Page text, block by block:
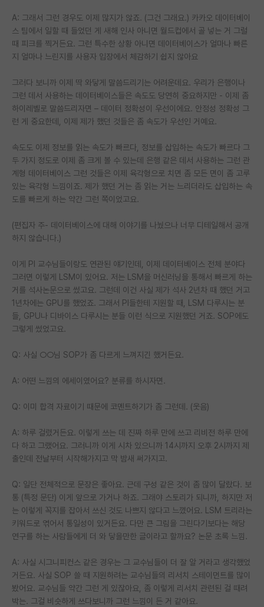
A: 그래서 그런 경우도 이제 많지가 않죠. (그건 그래요.) 카카오 데이터베이
스 팀에서 일할 때 들었던 게 새해 인사 아니면 월드컵에서 골 넣는 거 그럴
때 피크를 찍거든요. 그런 특수한 상황 아니면 데이터베이스가 얼마나 빠른
지 얼마나 느린지를 사용자 입장에서 체감하기 쉽지 않아요
그러다 보니까 이제 딱 와닿게 말씀드리기는 어려운데요. 우리가 은행이나
그런 데서 사용하는 데이터베이스들은 속도도 당연히 중요하지만 - 이제 좀
하이레벨로 말씀드리자면 – 데이터 정확성이 우선이에요. 안정성 정확성 그
런 게 중요한데, 이제 제가 했던 것들은 좀 속도가 우선인 거예요.
속도도 이제 정보를 읽는 속도가 빠르다, 정보를 삽입하는 속도가 빠르다 그
두 가지 정도로 이제 좀 크게 볼 수 있는데 은행 같은 데서 사용하는 그런 관
계형 데이터베이스 그런 것들은 이제 육각형으로 치면 좀 모든 면이 좀 고루
있는 육각형 느낌이죠. 제가 했던 거는 좀 읽는 거는 느리더라도 삽입하는 속
도를 빠르게 하는 약간 그런 쪽이었고요.
(편집자 주- 데이터베이스에 대해 이야기를 나눴으나 너무 디테일해서 공개
하지 않습니다.)
이게 PI 교수님들이랑도 연관된 얘기인데, 이제 데이터베이스 전체 분야다
그러면 이렇게 LSM이 있어요. 저는 LSM을 머신러닝을 통해서 빠르게 하는
거를 석사논문으로 썼고요. 그런데 이건 사실 제가 석사 2년차 때 했던 거고
1년차에는 GPU를 했었죠. 그래서 PI들한테 지원할 때, LSM 다루시는 분
들, GPU나 디바이스 다루시는 분들 이런 식으로 지원했던 거죠. SOP에도
그렇게 썼었고요.
Q: 사실 ○○님 SOP가 좀 다르게 느껴지긴 했거든요.
A: 어떤 느낌의 에세이였어요? 분류를 하시자면.
Q: 이미 합격 자료이기 때문에 코멘트하기가 좀 그런데. (웃음)
A: 하루 걸렸거든요. 이렇게 쓰는 데 진짜 하루 만에 쓰고 리비전 하루 만에
다 하고 그랬어요. 그러니까 이게 시차 있으니까 14시까지 오후 2시까지 제
출인데 전날부터 시작해가지고 막 밤새 써가지고.
Q: 일단 전체적으로 문장은 좋아요. 근데 구성 같은 것이 좀 많이 달랐다. 보
통 (특정 문단) 이게 앞으로 가거나 하죠. 그래야 스토리가 되니까, 하지만 저
는 이렇게 꼭지를 잡아서 쓰신 것도 나쁘지 않다고 느꼈어요. LSM 트리라는
키워드로 엮어서 통일성이 있거든요. 다만 큰 그림을 그린다기보다는 해당
연구를 하는 사람들에게 더 와 닿을만한 글이라고 할까요? 논문 초록 느낌.
A: 사실 시그니피컨스 같은 경우는 그 교수님들이 더 잘 알 거라고 생각했었
거든요. 사실 SOP 쓸 때 지원하려는 교수님들의 리서치 스테이먼트를 많이
봤어요. 교수님들 약간 그런 게 있잖아요, 좀 이렇게 리서치 관련된 걸 때려
박는. 그걸 비슷하게 쓰다보니까 그런 느낌이 든 거 같아요.